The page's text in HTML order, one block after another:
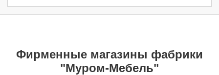
Фирменные магазины фабрики
"Муром-Мебель"